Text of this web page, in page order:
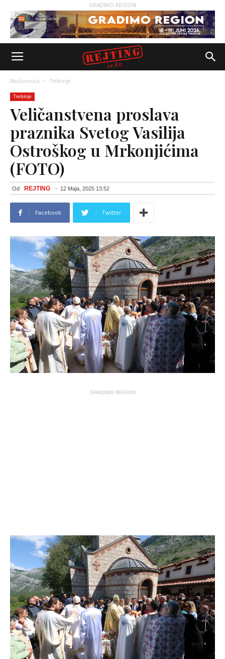
GRADIMO REGION
Naslovnica Trebinje
Trebinje
Veličanstvena proslava
praznika Svetog Vasilija
Ostroškog u Mrkonjićima
(FOTO)
Od REJTING - 12 Maja, 2025 13:52
Facebook Twitter
GRADIMO REGION